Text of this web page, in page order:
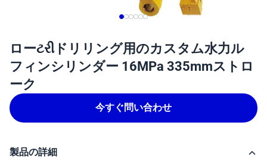
ローટરીドリリング用のカスタム水力ル
フィンシリンダー 16MPa 335mmストロ
ーク
今すぐ問い合わせ
製品の詳細